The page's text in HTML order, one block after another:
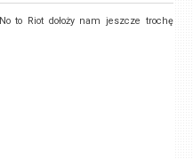
to Riot dołoży nam jeszcze trochę